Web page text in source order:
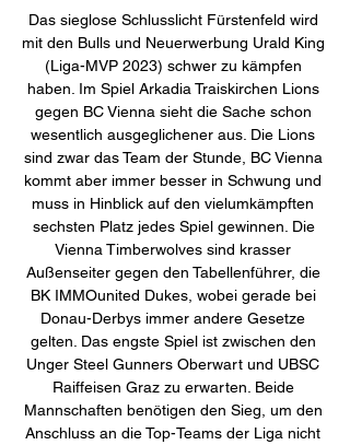
Das sieglose Schlusslicht Fürstenfeld wird
mit den Bulls und Neuerwerbung Urald King
(Liga-MVP 2023) schwer zu kämpfen
haben. Im Spiel Arkadia Traiskirchen Lions
gegen BC Vienna sieht die Sache schon
wesentlich ausgeglichener aus. Die Lions
sind zwar das Team der Stunde, BC Vienna
kommt aber immer besser in Schwung und
muss in Hinblick auf den vielumkämpften
sechsten Platz jedes Spiel gewinnen. Die
Vienna Timberwolves sind krasser
Außenseiter gegen den Tabellenführer, die
BK IMMOunited Dukes, wobei gerade bei
Donau-Derbys immer andere Gesetze
gelten. Das engste Spiel ist zwischen den
Unger Steel Gunners Oberwart und UBSC
Raiffeisen Graz zu erwarten. Beide
Mannschaften benötigen den Sieg, um den
Anschluss an die Top-Teams der Liga nicht